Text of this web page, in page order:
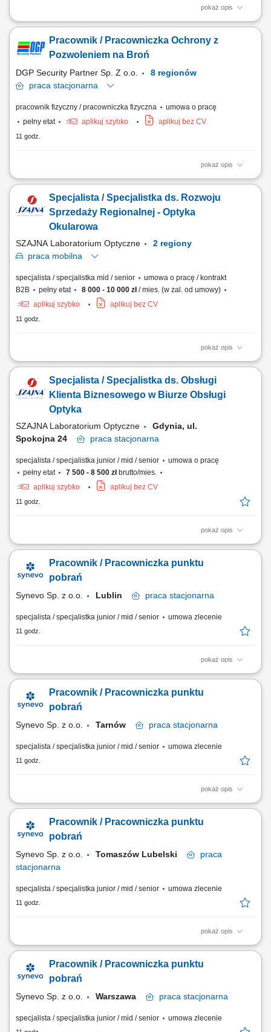
pokaż opis
Opis stanowiska: Patrolowanie obiektu; Kontrolowanie ruchu pojazdów;
Pracownik / Pracowniczka Ochrony z
Pozwoleniem na Broń
DGP Security Partner Sp. Z o.o.
praca stacjonarna
pracownik fizyczny / pracowniczka fizyczna
umowa o pracę
pełny etat
aplikuj szybko aplikuj bez CV
11 godz.
pokaż opis
Na tym stanowisku będziesz odpowiedzialny/-a za: patrolowanie
ochronę osób oraz zabezpieczenie powierzonego mienia, dbanie o
przestrzeganie zasad bezpieczeństwa na terenie obiektu.
Specjalista / Specjalistka ds. Rozwoju
Sprzedaży Regionalnej - Optyka
Okularowa
SZAJNA Laboratorium Optyczne
praca mobilna
specjalista / specjalistka mid / senior
umowa o pracę / kontrakt
B2B
pełny etat 8 000 - 10 000 zł/ mies. (w zal. od umowy)
aplikuj szybko
aplikuj bez CV
11 godz.
pokaż opis
Opis stanowiska Kompleksowa opieka nad obecną siecią partnerów
punktów handlowych. Dbanie o stałą realizację planów sprzedażowych
w oparciu o zatwierdzony budżet roczny. Wdrażanie lokalnych strategii
rynkowych zmierzających...
Specjalista / Specjalistka ds. Obsługi
Klienta Biznesowego w Biurze Obsługi
Optyka
SZAJNA Laboratorium Optyczne
Gdynia, ul.
Spokojna 24
praca stacjonarna
specjalista / specjalistka junior / mid / senior
umowa o pracę
pełny etat
7 500 - 8 500 złbrutto/mies.
aplikuj szybko
aplikuj bez CV
11 godz.
pokaż opis
Opis stanowiska Pielęgnowanie pozytywnych i trwałych relacji
Zarządzanie procesem zamówień produktowych oraz precyzyjne
przekazywanie specyfikacji technicznych do działu realizacji.
Pracownik / Pracowniczka punktu
pobrań
Synevo Sp. z o.o. Lublin praca stacjonarna
specjalista / specjalistka junior / mid / senior umowa zlecenie
11 godz.
pokaż opis
Opis stanowiska: Profesjonalna obsługa osób zgłaszających się na
medycznym. Sprawne wykonywanie zabiegów medycznych związanych
z pobieraniem próbek do badań laboratoryjnych. Skrupulatne
Pracownik / Pracowniczka punktu
pobrań
Synevo Sp. z o.o. Tarnów praca stacjonarna
specjalista / specjalistka junior / mid / senior umowa zlecenie
11 godz.
pokaż opis
Opis stanowiska: Profesjonalna obsługa osób zgłaszających się na
medycznym. Sprawne wykonywanie zabiegów medycznych związanych
z pobieraniem próbek do badań laboratoryjnych. Skrupulatne
Pracownik / Pracowniczka punktu
pobrań
Synevo Sp. z o.o. Tomaszów Lubelski
praca
stacjonarna
specjalista / specjalistka junior / mid / senior umowa zlecenie
11 godz.
pokaż opis
Opis stanowiska: Profesjonalna obsługa osób zgłaszających się na
medycznym. Sprawne wykonywanie zabiegów medycznych związanych
z pobieraniem próbek do badań laboratoryjnych. Skrupulatne
Pracownik / Pracowniczka punktu
pobrań
Synevo Sp. z o.o. Warszawa praca stacjonarna
specjalista / specjalistka junior / mid / senior umowa zlecenie